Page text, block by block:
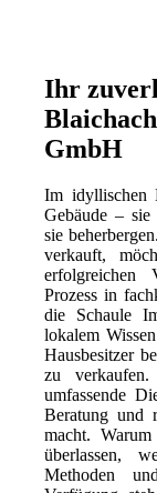
Ihr
GmbH
Im idyllischen
Gebäude – sie
sie
verkauft,
erfolgreichen
Prozess in
die Schaule
lokalem
Hausbesitzer
zu
umfassende
Beratung und
macht.
überlassen,
Methoden